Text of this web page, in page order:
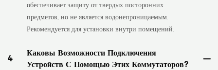
обеспечивает защиту от твердых посторонних
предметов, но не является водонепроницаемым.
Рекомендуется для установки внутри помещений.
4
Каковы Возможности Подключения
Устройств С Помощью Этих Коммутаторов?